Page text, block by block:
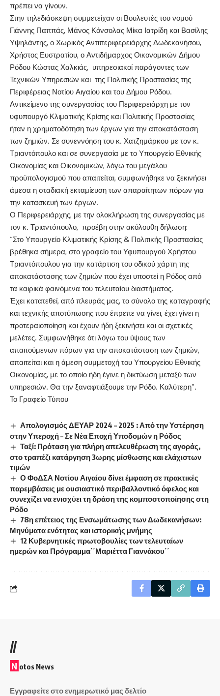
πρέπει να γίνουν.
Στην τηλεδιάσκεψη συμμετείχαν οι Βουλευτές του νομού
Γιάννης Παππάς, Μάνος Κόνσολας Μίκα Ιατρίδη και Βασίλης
Υψηλάντης, ο Χωρικός Αντιπεριφερειάρχης Δωδεκανήσου,
Χρήστος Ευστρατίου, ο Αντιδήμαρχος Οικονομικών Δήμου
Ρόδου Κώστας Χαλκιάς, υπηρεσιακοί παράγοντες των
Τεχνικών Υπηρεσιών και της Πολιτικής Προστασίας της
Περιφέρειας Νοτίου Αιγαίου και του Δήμου Ρόδου.
Αντικείμενο της συνεργασίας του Περιφερειάρχη με τον
υφυπουργό Κλιματικής Κρίσης και Πολιτικής Προστασίας
ήταν η χρηματοδότηση των έργων για την αποκατάσταση
των ζημιών. Σε συνεννόηση του κ. Χατζημάρκου με τον κ.
Τριαντόπουλο και σε συνεργασία με το Υπουργείο Εθνικής
Οικονομίας και Οικονομικών, λόγω του μεγάλου
προϋπολογισμού που απαιτείται, συμφωνήθηκε να ξεκινήσει
άμεσα η σταδιακή εκταμίευση των απαραίτητων πόρων για
την κατασκευή των έργων.
Ο Περιφερειάρχης, με την ολοκλήρωση της συνεργασίας με
τον κ. Τριαντόπουλο, προέβη στην ακόλουθη δήλωση:
“Στο Υπουργείο Κλιματικής Κρίσης & Πολιτικής Προστασίας
βρέθηκα σήμερα, στο γραφείο του Υφυπουργού Χρήστου
Τριαντόπουλου για την κατάρτιση του οδικού χάρτη της
αποκατάστασης των ζημιών που έχει υποστεί η Ρόδος από
τα καιρικά φαινόμενα του τελευταίου διαστήματος.
Έχει κατατεθεί, από πλευράς μας, το σύνολο της καταγραφής
και τεχνικής αποτύπωσης που έπρεπε να γίνει, έχει γίνει η
προτεραιοποίηση και έχουν ήδη ξεκινήσει και οι σχετικές
μελέτες. Συμφωνήθηκε ότι λόγω του ύψους των
απαιτούμενων πόρων για την αποκατάσταση των ζημιών,
απαιτείται και η άμεση συμμετοχή του Υπουργείου Εθνικής
Οικονομίας, με το οποίο ήδη έγινε η δικτύωση μεταξύ των
υπηρεσιών. Θα την ξαναφτιάξουμε την Ρόδο. Καλύτερη”.
Το Γραφείο Τύπου
Απολογισμός ΔΕΥΑΡ 2024 – 2025 : Από την Υστέρηση
στην Υπεροχή – Σε Νέα Εποχή Υποδομών η Ρόδος
Ταξί: Πρόταση για πλήρη απελευθέρωση της αγοράς,
στο τραπέζι κατάργηση 3ωρης μίσθωσης και ελάχιστων
τιμών
Ο ΦοΔΣΑ Νοτίου Αιγαίου δίνει έμφαση σε πρακτικές
παρεμβάσεις με ουσιαστικό περιβαλλοντικό όφελος και
συνεχίζει να ενισχύει τη δράση της κομποστοποίησης στη
Ρόδο
78η επέτειος της Ενσωμάτωσης των Δωδεκανήσων:
Μηνύματα ενότητας και ιστορικής μνήμης
12 Κυβερνητικές πρωτοβουλίες των τελευταίων
ημερών και Πρόγραμμα΄΄Μαριέττα Γιαννάκου΄΄
//
N otos News
Εγγραφείτε στο ενημερωτικό μας δελτίο